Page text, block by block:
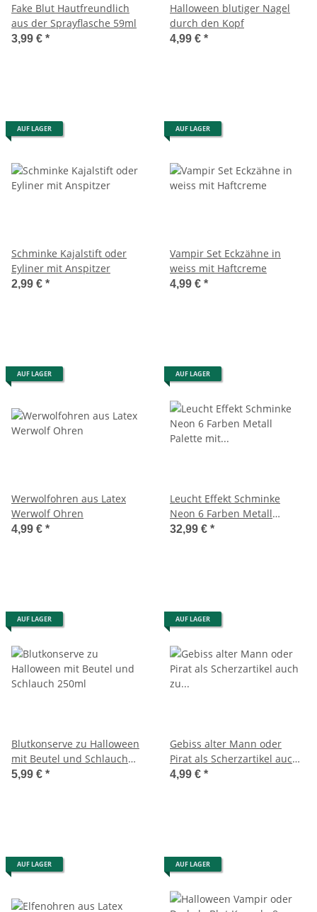
Fake Blut Hautfreundlich
aus der Sprayflasche 59ml
3,99 € *
Halloween blutiger Nagel
durch den Kopf
4,99 € *
AUF LAGER
Schminke Kajalstift oder
Eyliner mit Anspitzer
2,99 € *
AUF LAGER
Vampir Set Eckzähne in
weiss mit Haftcreme
4,99 € *
AUF LAGER
Werwolfohren aus Latex
Werwolf Ohren
4,99 € *
AUF LAGER
Leucht Effekt Schminke
Neon 6 Farben Metall
Palette mit Pinsel
32,99 € *
AUF LAGER
Blutkonserve zu Halloween
mit Beutel und Schlauch
250ml
5,99 € *
AUF LAGER
Gebiss alter Mann oder
Pirat als Scherzartikel auch
zu Halloween
4,99 € *
AUF LAGER AUF LAGER